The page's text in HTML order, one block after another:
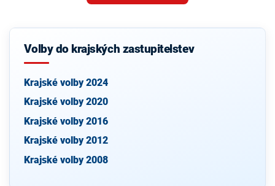
Volby do krajských zastupitelstev
Krajské volby 2024
Krajské volby 2020
Krajské volby 2016
Krajské volby 2012
Krajské volby 2008